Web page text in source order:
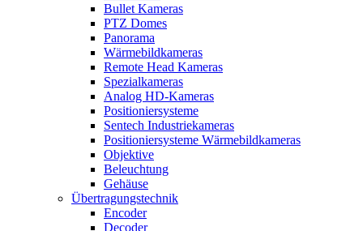
Bullet Kameras
PTZ Domes
Panorama
Wärmebildkameras
Remote Head Kameras
Spezialkameras
Analog HD-Kameras
Positioniersysteme
Sentech Industriekameras
Positioniersysteme Wärmebildkameras
Objektive
Beleuchtung
Gehäuse
Übertragungstechnik
Encoder
Decoder